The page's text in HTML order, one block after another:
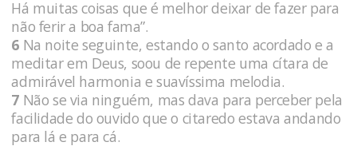
Há muitas coisas que é melhor deixar de fazer para
não ferir a boa fama”.
6 Na noite seguinte, estando o santo acordado e a
meditar em Deus, soou de repente uma cítara de
admirável harmonia e suavíssima melodia.
7 Não se via ninguém, mas dava para perceber pela
facilidade do ouvido que o citaredo estava andando
para lá e para cá.